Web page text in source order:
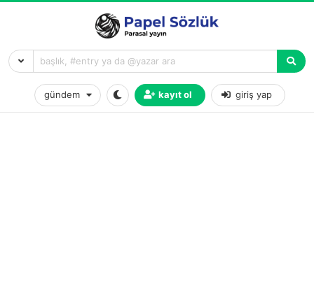
gündem kayıt ol giriş yap